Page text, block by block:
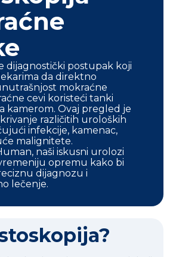
dijagnostički postupak koji
da direktno
mokraćne
cevi koristeći tanki
kamerom. Ovaj pregled je
različitih uroloških
infekcije, kamenac,
malignitete.
naši iskusni urolozi
opremu kako bi
dijagnozu i
lečenje.